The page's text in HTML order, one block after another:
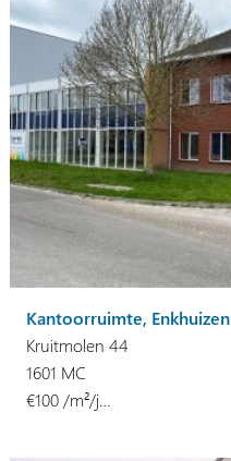
Kantoorruimte, Enkhuizen
Kruitmolen 44
1601 MC
€100 /m²/j…